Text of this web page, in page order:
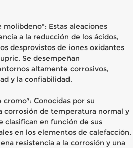
Estas aleaciones
a la reducción de los ácidos,
desprovistos de iones oxidantes
Se desempeñan
altamente corrosivos,
y la confiabilidad.
Conocidas por su
corrosión de temperatura normal y
clasifican en función de sus
en los elementos de calefacción,
resistencia a la corrosión y una